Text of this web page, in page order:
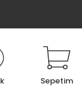
Sepetim